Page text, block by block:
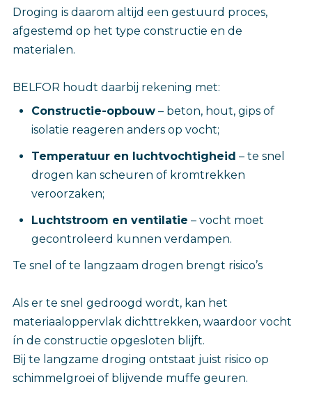
Droging is daarom altijd een gestuurd proces,
afgestemd op het type constructie en de
materialen.
BELFOR houdt daarbij rekening met:
Constructie-opbouw – beton, hout, gips of
isolatie reageren anders op vocht;
Temperatuur en luchtvochtigheid – te snel
drogen kan scheuren of kromtrekken
veroorzaken;
Luchtstroom en ventilatie – vocht moet
gecontroleerd kunnen verdampen.
Te snel of te langzaam drogen brengt risico’s
Als er te snel gedroogd wordt, kan het
materiaaloppervlak dichttrekken, waardoor vocht
ín de constructie opgesloten blijft.
Bij te langzame droging ontstaat juist risico op
schimmelgroei of blijvende muffe geuren.